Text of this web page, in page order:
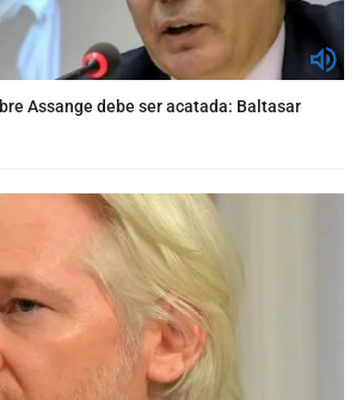
Assange debe ser acatada: Baltasar